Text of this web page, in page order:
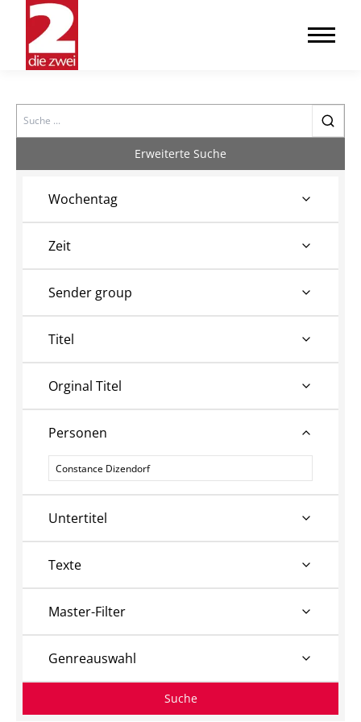
Search
Erweiterte Suche
Wochentag
Zeit
Sender group
Titel
Orginal Titel
Personen
Personen
Untertitel
Texte
Master-Filter
Genreauswahl
Suche